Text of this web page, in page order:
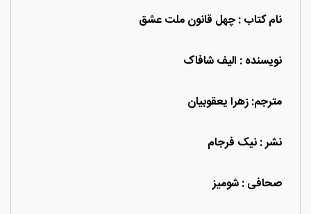
نام کتاب: چهل قانون ملت عشق
نویسنده : الیف شافاک
مترجم: زهرا یعقوبیان
نشر : نیک فرجام
صحافی : شومیز